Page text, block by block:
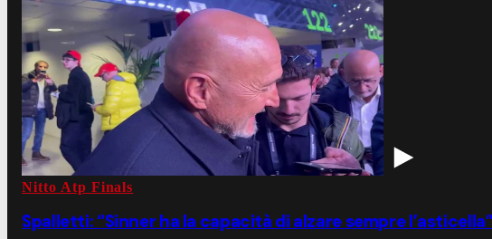
Nitto Atp Finals
Spalletti: “Sinner ha la capacità di alzare sempre